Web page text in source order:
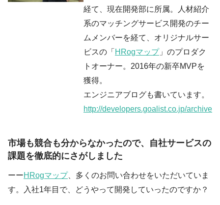
経て、現在開発部に所属。人材紹介
系のマッチングサービス開発のチー
ムメンバーを経て、オリジナルサー
ビスの「 HRogマップ 」のプロダク
トオーナー。2016年の新卒MVPを
獲得。
エンジニアブログも書いています。
http://developers.goalist.co.jp/archive
市場も競合も分からなかったので、自社サービスの
課題を徹底的にさがしました
ーーHRogマップ、多くのお問い合わせをいただいていま
す。入社1年目で、どうやって開発していったのですか？